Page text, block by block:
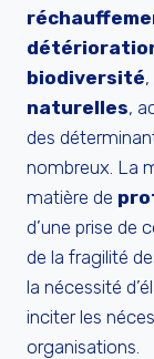
biodiversité
naturelles,
des
nombreux. La
matière de
d’une prise de
de la fragilité
la nécessité
inciter les
organisations.